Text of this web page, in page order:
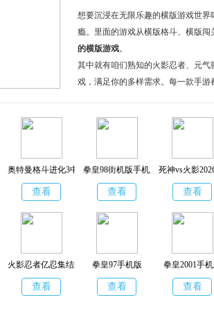
想要沉浸在无限乐趣的横版游戏世界
瘾。里面的游戏从横版格斗、横版
的横版游戏。
其中就有咱们熟知的火影忍者、元
戏，满足你的多样需求。每一款手
奥特曼格斗进化3中文版
查看
拳皇98街机版手机版
查看
死神vs火影
查看
火影忍者亿忍集结最新版
查看
拳皇97手机版
查看
拳皇2001手
查看